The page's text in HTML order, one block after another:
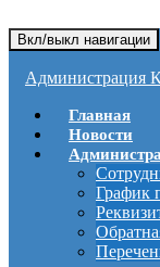
Вкл/выкл навигации
Администрация
Главная
Новости
График